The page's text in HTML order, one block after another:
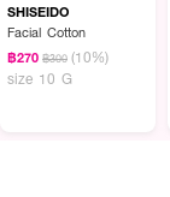
· Long-Wearing
· Moisturizing Care ช่ว
SHISEIDO
Facial Cotton
฿270 ฿300 (10%)
size 10 G